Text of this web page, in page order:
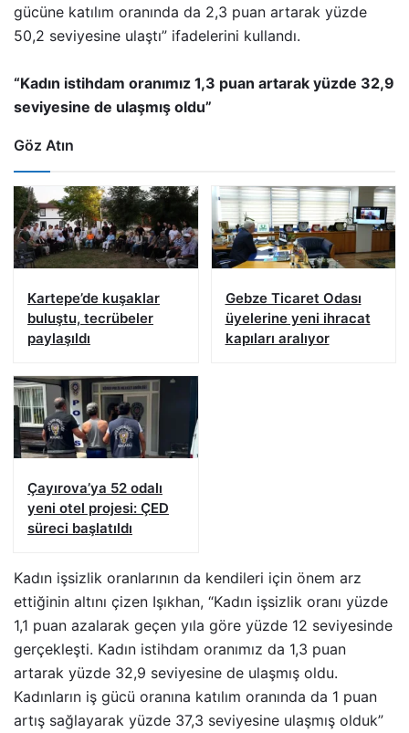
gücüne katılım oranında da 2,3 puan artarak yüzde
50,2 seviyesine ulaştı” ifadelerini kullandı.
“Kadın istihdam oranımız 1,3 puan artarak yüzde 32,9
seviyesine de ulaşmış oldu”
Göz Atın
Kartepe’de kuşaklar
buluştu, tecrübeler
paylaşıldı
Gebze Ticaret Odası
üyelerine yeni ihracat
kapıları aralıyor
Çayırova’ya 52 odalı
yeni otel projesi: ÇED
süreci başlatıldı
Kadın işsizlik oranlarının da kendileri için önem arz
ettiğinin altını çizen Işıkhan, “Kadın işsizlik oranı yüzde
1,1 puan azalarak geçen yıla göre yüzde 12 seviyesinde
gerçekleşti. Kadın istihdam oranımız da 1,3 puan
artarak yüzde 32,9 seviyesine de ulaşmış oldu.
Kadınların iş gücü oranına katılım oranında da 1 puan
artış sağlayarak yüzde 37,3 seviyesine ulaşmış olduk”